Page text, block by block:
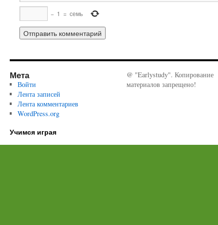
− 1 = семь
Мета
Войти
Лента записей
Лента комментариев
WordPress.org
@ "Earlystudy". Копирование
материалов запрещено!
Учимся играя